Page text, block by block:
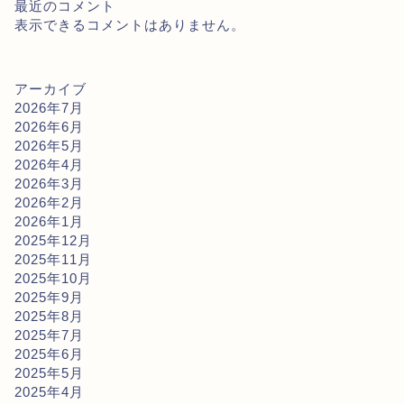
最近のコメント
表示できるコメントはありません。
アーカイブ
2026年7月
2026年6月
2026年5月
2026年4月
2026年3月
2026年2月
2026年1月
2025年12月
2025年11月
2025年10月
2025年9月
2025年8月
2025年7月
2025年6月
2025年5月
2025年4月